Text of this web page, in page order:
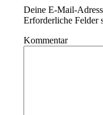
Deine E-Mail-
Erforderliche Felder
Kommentar